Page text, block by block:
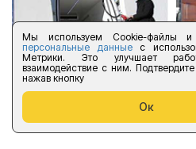
Мы используем Cookie-файлы и
персональные данныес
Метрики. Это улучшает
взаимодействие с ним.
нажав кнопку
Ок